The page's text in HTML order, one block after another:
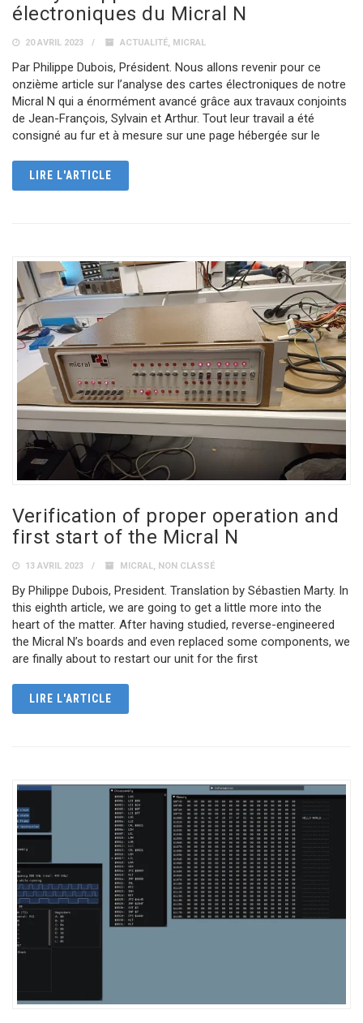
électroniques du Micral N
20 AVRIL 2023 ACTUALITÉ MICRAL
Par Philippe Dubois, Président. Nous allons revenir pour ce
onzième article sur l’analyse des cartes électroniques de notre
Micral N qui a énormément avancé grâce aux travaux conjoints
de Jean-François, Sylvain et Arthur. Tout leur travail a été
consigné au fur et à mesure sur une page hébergée sur le
LIRE L'ARTICLE
Verification of proper operation and
first start of the Micral N
13 AVRIL 2023 MICRAL, NON CLASSÉ
By Philippe Dubois, President. Translation by Sébastien Marty. In
this eighth article, we are going to get a little more into the
heart of the matter. After having studied, reverse-engineered
the Micral N’s boards and even replaced some components, we
are finally about to restart our unit for the first
LIRE L'ARTICLE